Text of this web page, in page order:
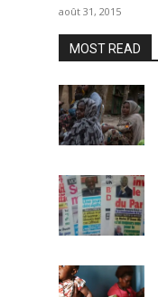
août 31, 2015
MOST READ